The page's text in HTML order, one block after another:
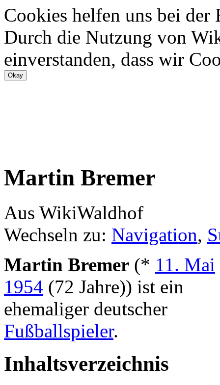
Cookies helfen uns bei
Durch die Nutzung von
einverstanden, dass wir
Martin Bremer
Aus WikiWaldhof
Wechseln zu: Navigation,
Martin Bremer (* 11. Mai
1954 (72 Jahre)) ist ein
ehemaliger deutscher
Fußballspieler.
Inhaltsverzeichnis